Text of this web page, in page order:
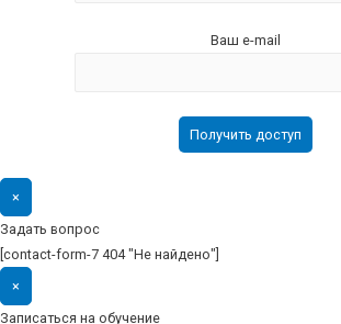
Ваш e-mail
×
Задать вопрос
[contact-form-7 404 "Не найдено"]
×
Записаться на обучение